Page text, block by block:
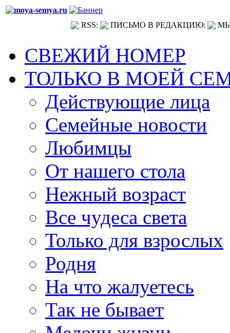
RSS: ПИСЬМО В РЕДАКЦИЮ:
СВЕЖИЙ НОМЕР
ТОЛЬКО В МОЕЙ
Действующие лица
Семейные новости
Любимцы
От нашего стола
Нежный возраст
Все чудеса света
Только для взрослых
Родня
На что жалуетесь
Так не бывает